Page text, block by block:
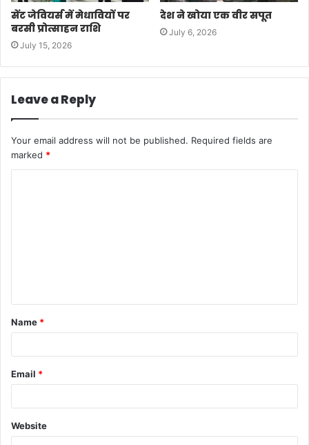
सेंट जेवियर्स में मेधावियों पर
बरसी प्रोत्साहन राशि
July 15, 2026
देश ने खोया एक वीर सपूत
July 6, 2026
Leave a Reply
Your email address will not be published. Required fields are
marked *
t
*
Name *
Email *
Website